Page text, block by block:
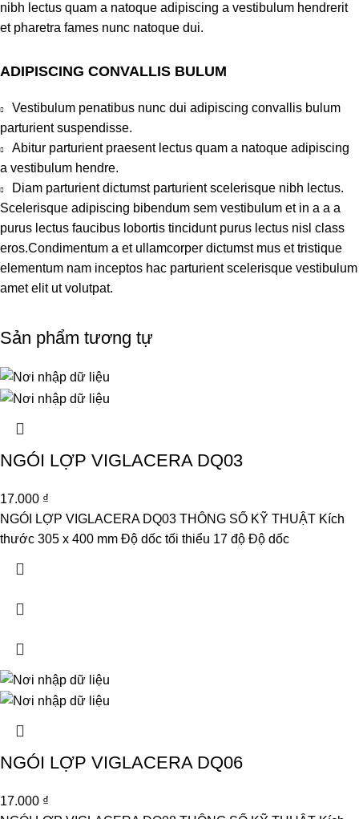
nibh lectus quam a natoque adipiscing a vestibulum hendrerit
et pharetra fames nunc natoque dui.
ADIPISCING CONVALLIS BULUM
Vestibulum penatibus nunc dui adipiscing convallis bulum
parturient suspendisse.
Abitur parturient praesent lectus quam a natoque adipiscing
a vestibulum hendre.
Diam parturient dictumst parturient scelerisque nibh lectus.
Scelerisque adipiscing bibendum sem vestibulum et in a a a
purus lectus faucibus lobortis tincidunt purus lectus nisl class
eros.Condimentum a et ullamcorper dictumst mus et tristique
elementum nam inceptos hac parturient scelerisque vestibulum
amet elit ut volutpat.
Sản phẩm tương tự
NGÓI LỢP VIGLACERA DQ03
17.000 ₫
NGÓI LỢP VIGLACERA DQ03 THÔNG SỐ KỸ THUẬT Kích
thước 305 x 400 mm Độ dốc tối thiểu 17 độ Độ dốc
NGÓI LỢP VIGLACERA DQ06
17.000 ₫